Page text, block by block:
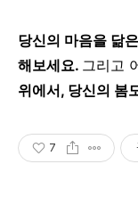
당신의 마음을 닮
해보세요. 그리고
위에서, 당신의 봄
7